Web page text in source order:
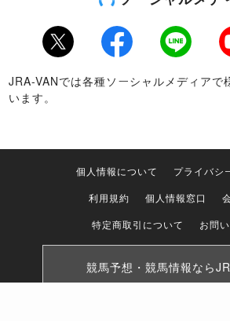
Twitter Facebook LINE
JRA-VANでは各種ソーシャルメディアで
います。
個人情報について
プライバシ
利用規約
個人情報窓口
特定商取引について
お問
競馬予想・競馬情報なら